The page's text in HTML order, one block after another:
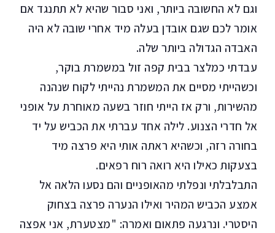
וגם לא החשובה ביותר, ואני סבור שהיא לא תתנגד אם
אומר לכם שגם אובדן בעלה מיד אחרי שובה לא היה
האבדה הגדולה ביותר שלה.
עבדתי כמלצר בבית קפה זול במשמרת בוקר,
וכשהייתי מסיים את המשמרת נהייתי לקוח שנהנה
מהשירות, ורק אז הייתי חוזר בשעה מאוחרת על אופני
אל חדרי הצנוע. לילה אחד עברתי את הכביש על יד
בחורה רזה, וכשהיא ראתה אותי היא פרצה מיד
בצעקות כאילו היא רואה רוח רפאים.
התבלבלתי ונפלתי מהאופניים והם נסעו הלאה אל
אמצע הכביש המהיר ואילו הנערה פרצה בצחוק
היסטרי. ונרגעה פתאום ואמרה: "מצטערת, אני אפצה